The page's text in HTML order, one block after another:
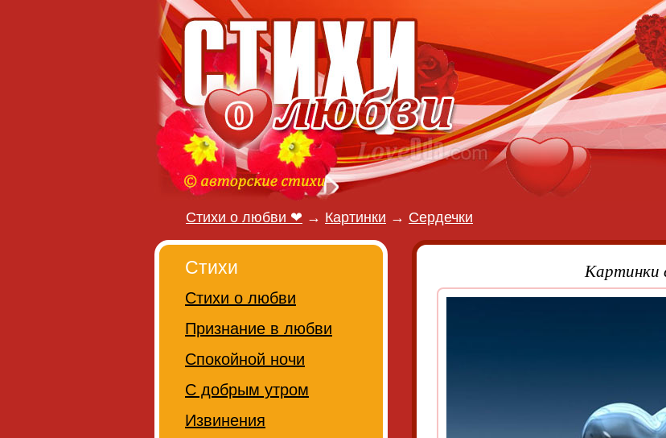
Стихи о любви ❤ → Картинки → Сердечки
Картинки
Стихи
Стихи о любви
Признание в любви
Спокойной ночи
С добрым утром
Извинения